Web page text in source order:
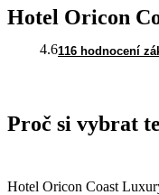
Hotel Oricon
4.6116 hodnocení
Proč si vybrat
Hotel Oricon Coast